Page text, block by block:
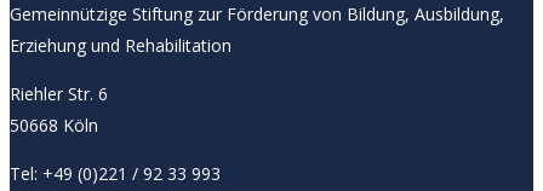
Gemeinnützige Stiftung zur Förderung von Bildung, Ausbildung,
Erziehung und Rehabilitation
Riehler Str. 6
50668 Köln
Tel: +49 (0)221 / 92 33 993